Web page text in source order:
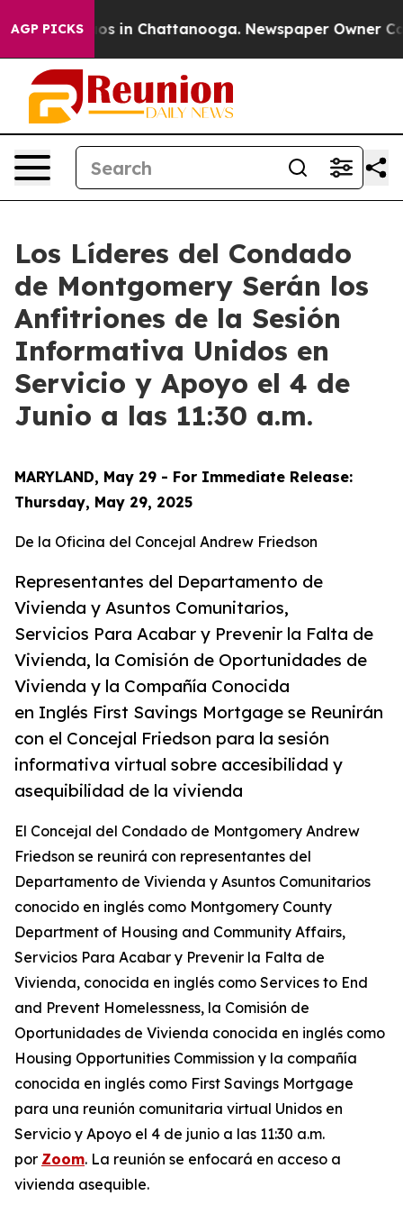
AGP PICKS
Chaos in Chattanooga. Newspaper Owner
Los Líderes del Condado
de Montgomery Serán los
Anfitriones de la Sesión
Informativa Unidos en
Servicio y Apoyo el 4 de
Junio a las 11:30 a.m.
MARYLAND, May 29 - For Immediate Release:
Thursday, May 29, 2025
De la Oficina del Concejal Andrew Friedson
Representantes del Departamento de
Vivienda y Asuntos Comunitarios,
Servicios Para Acabar y Prevenir la Falta de
Vivienda, la Comisión de Oportunidades de
Vivienda y la Compañía Conocida
en Inglés First Savings Mortgage se Reunirán
con el Concejal Friedson para la sesión
informativa virtual sobre accesibilidad y
asequibilidad de la vivienda
El Concejal del Condado de Montgomery Andrew
Friedson se reunirá con representantes del
Departamento de Vivienda y Asuntos Comunitarios
conocido en inglés como Montgomery County
Department of Housing and Community Affairs,
Servicios Para Acabar y Prevenir la Falta de
Vivienda, conocida en inglés como Services to End
and Prevent Homelessness, la Comisión de
Oportunidades de Vivienda conocida en inglés como
Housing Opportunities Commission y la compañía
conocida en inglés como First Savings Mortgage
para una reunión comunitaria virtual Unidos en
Servicio y Apoyo el 4 de junio a las 11:30 a.m.
por Zoom. La reunión se enfocará en acceso a
vivienda asequible.